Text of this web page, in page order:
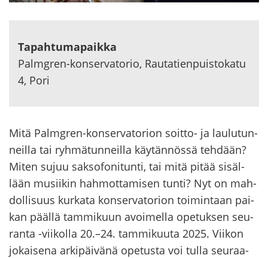
Ta­pah­tu­ma­paik­ka
Palmgren-​konservatorio, Rau­ta­tien­puis­to­ka­tu
4, Pori
Mitä Palmgren-​konservatorion soitto-​ ja lau­lu­tun­
neil­la tai ryh­mä­tun­neil­la käy­tän­nös­sä teh­dään?
Miten sujuu sak­so­fo­ni­tun­ti, tai mitä pitää si­säl­
lään musii­kin hah­mot­ta­mi­sen tunti? Nyt on mah­
dol­li­suus kur­ka­ta kon­ser­va­to­rion toi­min­taan pai­
kan pääl­lä tam­mi­kuun avoi­mel­la ope­tuk­sen seu­
ran­ta -​viikolla 20.–24. tam­mi­kuu­ta 2025. Vii­kon
jo­kai­se­na ar­ki­päi­vä­nä ope­tus­ta voi tulla seu­raa­